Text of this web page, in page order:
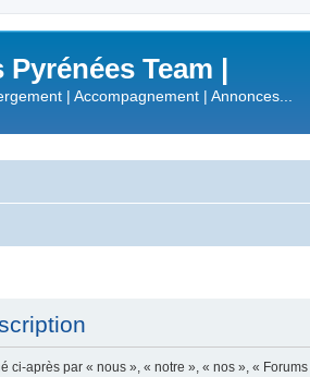
Team |
| Accompagnement | Annonces...
ci-après par « nous », « notre », « nos », «